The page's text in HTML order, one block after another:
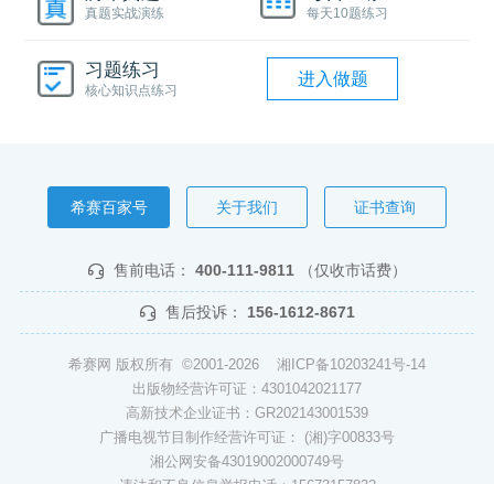
真题实战演练 每天10题练习
习题练习
核心知识点练习
进入做题
希赛百家号 关于我们 证书查询
售前电话： 400-111-9811 （仅收市话费）
售后投诉： 156-1612-8671
希赛网 版权所有 ©2001-2026 湘ICP备10203241号-14
出版物经营许可证：4301042021177
高新技术企业证书：GR202143001539
广播电视节目制作经营许可证： (湘)字00833号
湘公网安备43019002000749号